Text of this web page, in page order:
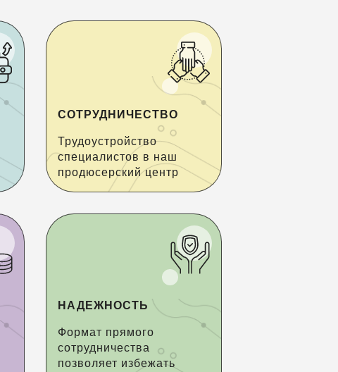
СОТРУДНИЧЕСТВО
Трудоустройство
специалистов в наш
продюсерский центр
НАДЕЖНОСТЬ
Формат прямого
сотрудничества
позволяет избежать